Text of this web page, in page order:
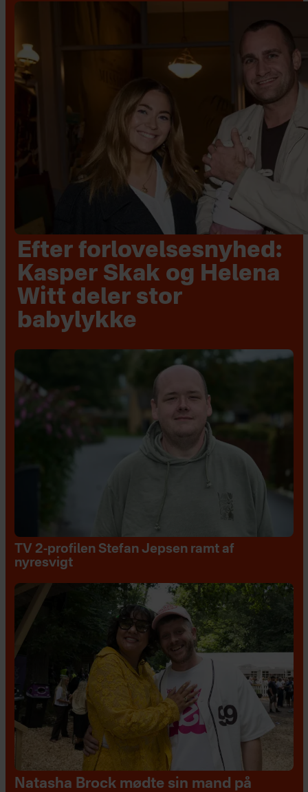
Efter forlovelsesnyhed:
Kasper Skak og Helena
Witt deler stor
babylykke
TV 2-profilen Stefan Jepsen ramt af
nyresvigt
Natasha Brock mødte sin mand på